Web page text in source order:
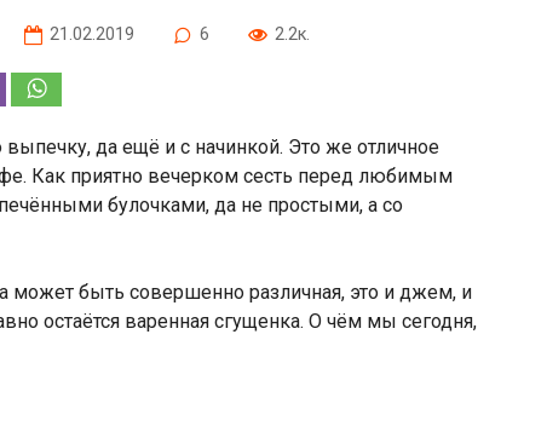
21.02.2019 6 2.2к.
да ещё и с начинкой. Это же отличное
Как приятно вечерком сесть перед любимым
булочками, да не простыми, а со
может быть совершенно различная, это и джем, и
остаётся варенная сгущенка. О чём мы сегодня,